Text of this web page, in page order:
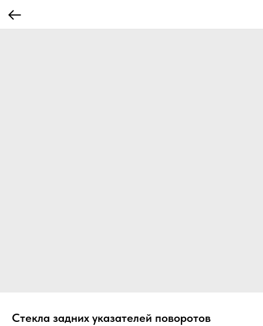
Стекла задних указателей поворотов